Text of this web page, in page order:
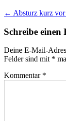
← Absturz kurz vor
Schreibe
Deine E-Mail-
Felder sind mit *
Kommentar *